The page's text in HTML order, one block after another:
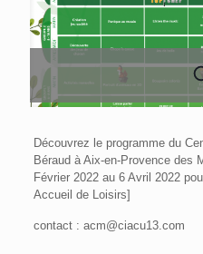
Découvrez le programme du
Béraud à Aix-en-Provence des
Février 2022 au 6 Avril 2022
Accueil de Loisirs]
contact : acm@ciacu13.com